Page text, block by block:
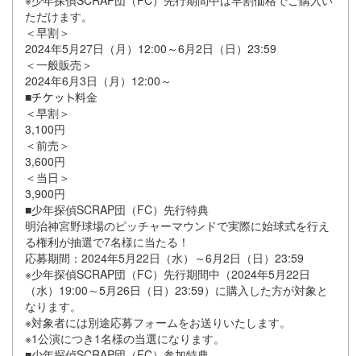
ただけます。
＜早割＞
2024年5月27日（月）12:00～6月2日（日）23:59
＜一般販売＞
2024年6月3日（月）12:00～
■
料金
＜早割＞
3,100円
＜前売＞
3,600円
＜当日＞
3,900円
■少年探偵SCRAP団（FC）先行特典
明治神宮野球場のピッチャーマウンドで実際に始球式を行え
る権利が抽選で7名様に当たる！
応募期間：2024年5月22日（水）～6月2日（日）23:59
※少年探偵SCRAP団（FC）先行期間中（2024年5月22日
（水）19:00～5月26日（日）23:59）に購入した方が対象と
なります。
※対象者には別途応募フォームをお送りいたします。
※1公演につき1名様の当選になります。